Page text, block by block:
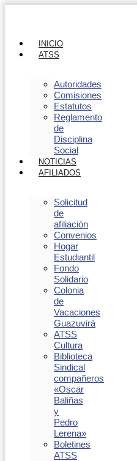
INICIO
ATSS
Autoridades
Comisiones
Estatutos
Reglamento
de
Disciplina
Social
NOTICIAS
AFILIADOS
Solicitud
de
afiliación
Convenios
Hogar
Estudiantil
Fondo
Solidario
Colonia
de
Vacaciones
Guazuvirá
ATSS
Cultura
Biblioteca
Sindical
compañeros
«Oscar
Baliñas
y
Pedro
Lerena»
Boletines
ATSS